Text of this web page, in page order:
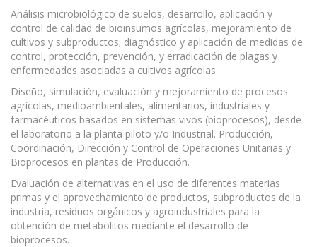
Análisis microbiológico de suelos, desarrollo, aplicación y
control de calidad de bioinsumos agrícolas, mejoramiento de
cultivos y subproductos; diagnóstico y aplicación de medidas de
control, protección, prevención, y erradicación de plagas y
enfermedades asociadas a cultivos agrícolas.
Diseño, simulación, evaluación y mejoramiento de procesos
agrícolas, medioambientales, alimentarios, industriales y
farmacéuticos basados en sistemas vivos (bioprocesos), desde
el laboratorio a la planta piloto y/o Industrial. Producción,
Coordinación, Dirección y Control de Operaciones Unitarias y
Bioprocesos en plantas de Producción.
Evaluación de alternativas en el uso de diferentes materias
primas y el aprovechamiento de productos, subproductos de la
industria, residuos orgánicos y agroindustriales para la
obtención de metabolitos mediante el desarrollo de
bioprocesos.